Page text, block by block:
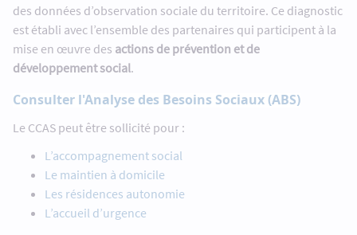
des données d’observation sociale du territoire. Ce diagnostic
est établi avec l’ensemble des partenaires qui participent à la
mise en œuvre des actions de prévention et de
développement social.
Consulter l'Analyse des Besoins Sociaux (ABS)
Le CCAS peut être sollicité pour :
L’accompagnement social
Le maintien à domicile
Les résidences autonomie
L’accueil d’urgence